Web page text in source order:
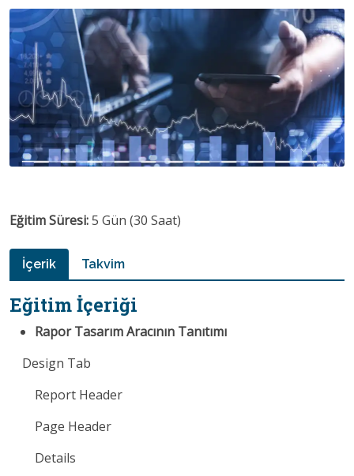
Eğitim Süresi:5 Gün (30 Saat)
İçerik Takvim
Eğitim İçeriği
Rapor Tasarım Aracının Tanıtımı
Design Tab
Report Header
Page Header
Details